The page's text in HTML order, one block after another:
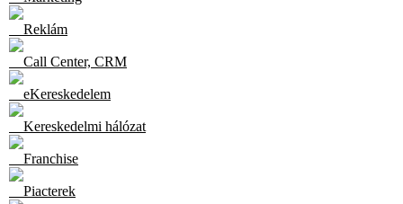
Reklám
Call Center, CRM
eKereskedelem
Kereskedelmi hálózat
Franchise
Piacterek